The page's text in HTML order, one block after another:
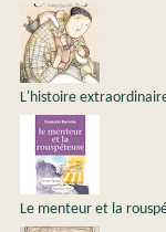
L'histoire
Le menteur et la